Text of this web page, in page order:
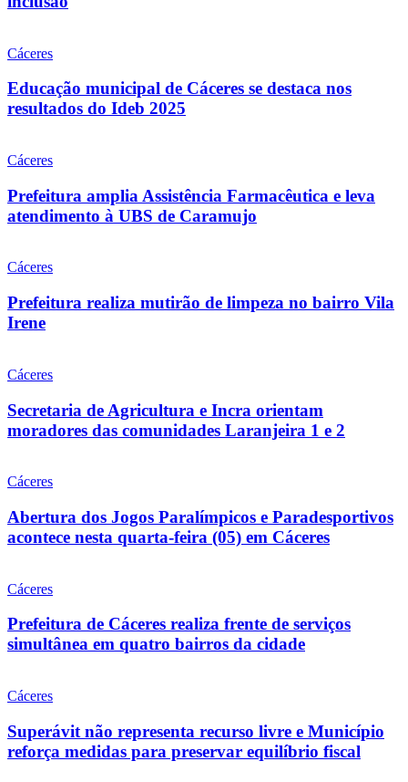
Cáceres
Educação municipal de Cáceres se destaca nos
resultados do Ideb 2025
Cáceres
Prefeitura amplia Assistência Farmacêutica e leva
atendimento à UBS de Caramujo
Cáceres
Prefeitura realiza mutirão de limpeza no bairro Vila
Irene
Cáceres
Secretaria de Agricultura e Incra orientam
moradores das comunidades Laranjeira 1 e 2
Cáceres
Abertura dos Jogos Paralímpicos e Paradesportivos
acontece nesta quarta-feira (05) em Cáceres
Cáceres
Prefeitura de Cáceres realiza frente de serviços
simultânea em quatro bairros da cidade
Cáceres
Superávit não representa recurso livre e Município
reforça medidas para preservar equilíbrio fiscal